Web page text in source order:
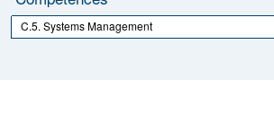
C.5. Systems Management